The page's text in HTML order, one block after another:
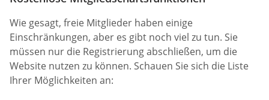
Wie gesagt, freie Mitglieder haben einige
Einschränkungen, aber es gibt noch viel zu tun. Sie
müssen nur die Registrierung abschließen, um die
Website nutzen zu können. Schauen Sie sich die Liste
Ihrer Möglichkeiten an: